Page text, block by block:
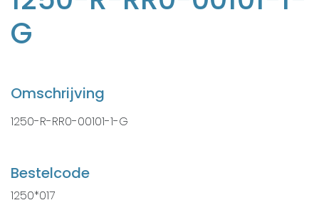
G
Omschrijving
1250-R-RR0-00101-1-G
Bestelcode
1250*017